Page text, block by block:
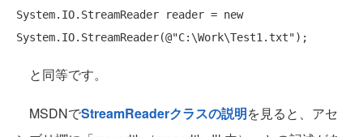
System.IO.StreamReader reader = new
System.IO.StreamReader(@"C:\Work\Test1.txt");
と同等です。
MSDNでStreamReaderクラスの説明を見ると、アセ